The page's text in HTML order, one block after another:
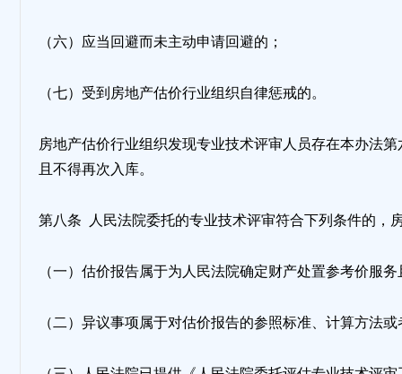
（六）应当回避而未主动申请回避的；
（七）受到房地产估价行业组织自律惩戒的。
房地产估价行业组织发现专业技术评审人员存在本办法
且不得再次入库。
第八条 人民法院委托的专业技术评审符合下列条件的，
（一）估价报告属于为人民法院确定财产处置参考价服
（二）异议事项属于对估价报告的参照标准、计算方法